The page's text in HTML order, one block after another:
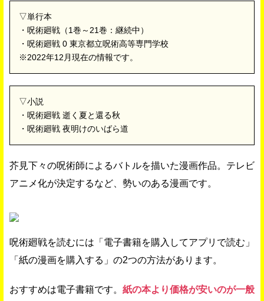
▽単行本
・呪術廻戦（1巻～21巻：継続中）
・呪術廻戦 0 東京都立呪術高等専門学校
※2022年12月現在の情報です。
▽小説
・呪術廻戦 逝く夏と還る秋
・呪術廻戦 夜明けのいばら道
芥見下々の呪術師によるバトルを描いた漫画作品。テレビ
アニメ化が決定するなど、勢いのある漫画です。
呪術廻戦を読むには「電子書籍を購入してアプリで読む」
「紙の漫画を購入する」の2つの方法があります。
おすすめは電子書籍です。 紙の本より価格が安いのが一般